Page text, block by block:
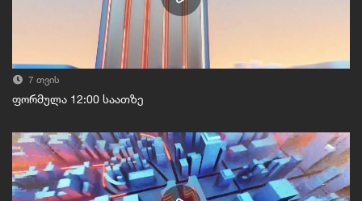
7 თვის
ფორმულა 12:00 საათზე